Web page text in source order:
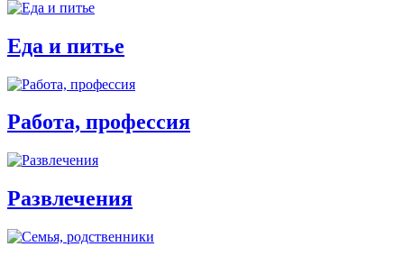
Еда и питье
Работа, профессия
Развлечения